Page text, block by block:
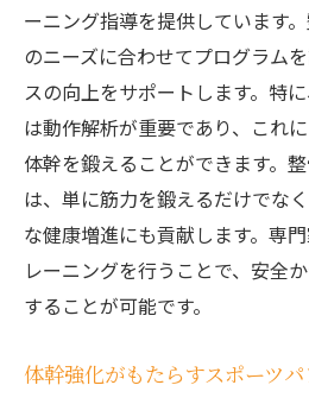
ーニング指導を提供しています
のニーズに合わせてプログラム
スの向上をサポートします。特
は動作解析が重要であり、これ
体幹を鍛えることができます。
は、単に筋力を鍛えるだけでな
な健康増進にも貢献します。専
レーニングを行うことで、安全
することが可能です。
体幹強化がもたらすスポーツ